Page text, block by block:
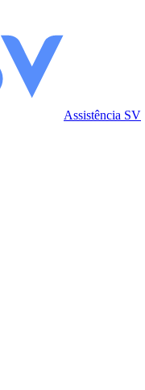
Assistência SV